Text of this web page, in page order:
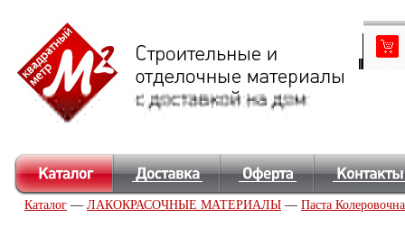
Каталог — ЛАКОКРАСОЧНЫЕ МАТЕРИАЛЫ — Паста